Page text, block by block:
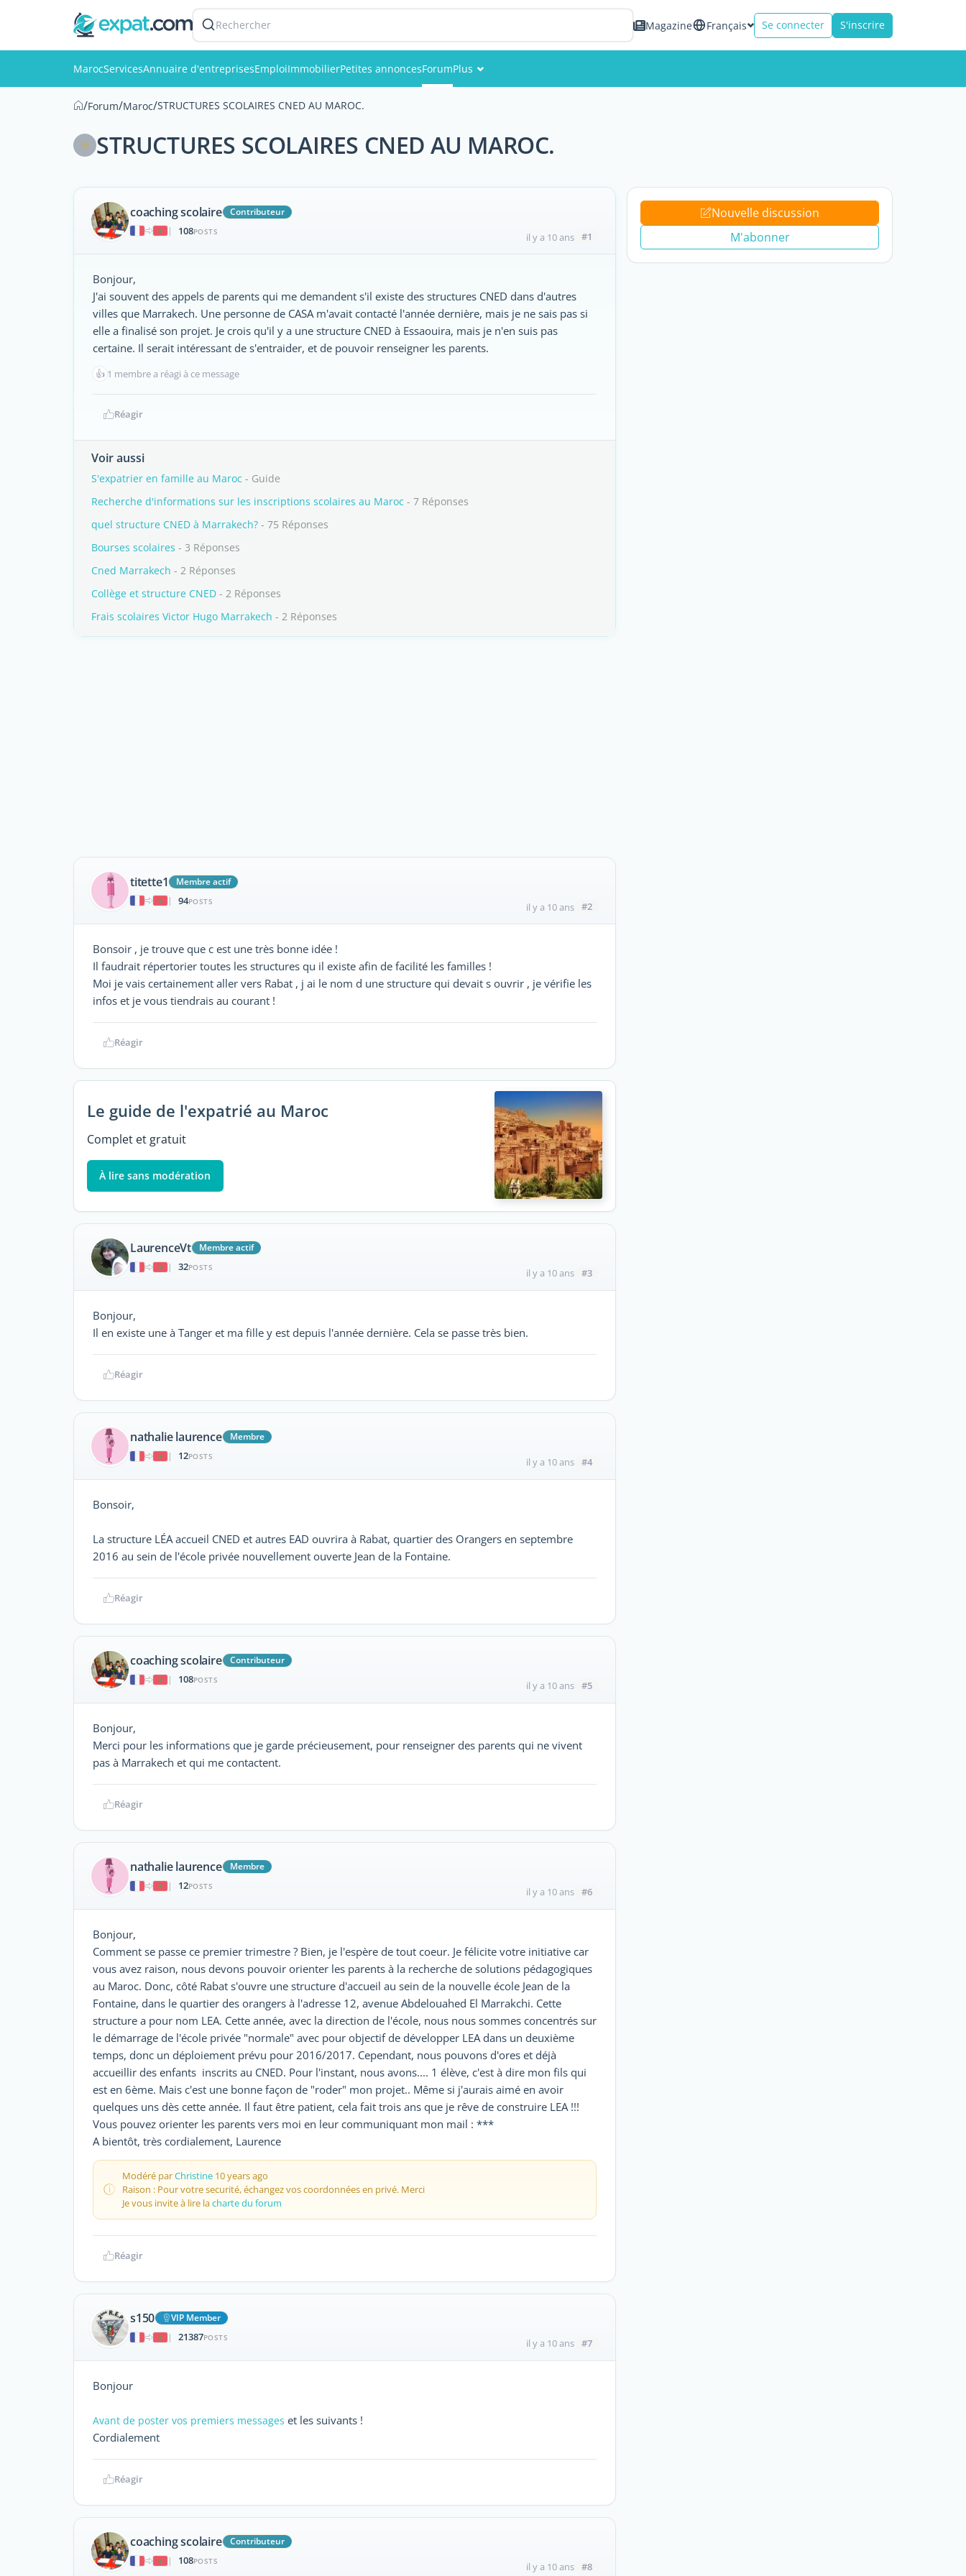
Rechercher Magazine Français Se connecter S'inscrire
MarocServicesAnnuaire d'entreprisesEmploiImmobilierPetites annoncesForumPlus
Membres
/Forum/Maroc/STRUCTURES SCOLAIRES CNED AU MAROC.
STRUCTURES SCOLAIRES CNED AU MAROC.
coaching scolaire
Contributeur
|
108POSTS il y a 10 ans #1
Bonjour,
J'ai souvent des appels de parents qui me demandent s'il existe des structures CNED dans d'autres
villes que Marrakech. Une personne de CASA m'avait contacté l'année dernière, mais je ne sais pas si
elle a finalisé son projet. Je crois qu'il y a une structure CNED à Essaouira, mais je n'en suis pas
certaine. Il serait intéressant de s'entraider, et de pouvoir renseigner les parents.
👍 1 membre a réagi à ce message
Réagir
Voir aussi
S'expatrier en famille au Maroc - Guide
Recherche d'informations sur les inscriptions scolaires au Maroc - 7 Réponses
quel structure CNED à Marrakech? - 75 Réponses
Bourses scolaires - 3 Réponses
Cned Marrakech - 2 Réponses
Collège et structure CNED - 2 Réponses
Frais scolaires Victor Hugo Marrakech - 2 Réponses
titette1
Membre actif
|
94POSTS il y a 10 ans #2
Bonsoir , je trouve que c est une très bonne idée !
Il faudrait répertorier toutes les structures qu il existe afin de facilité les familles !
Moi je vais certainement aller vers Rabat , j ai le nom d une structure qui devait s ouvrir , je vérifie les
infos et je vous tiendrais au courant !
Réagir
Le guide de l'expatrié au Maroc
Complet et gratuit
À lire sans modération
LaurenceVt
Membre actif
|
32POSTS il y a 10 ans #3
Bonjour,
Il en existe une à Tanger et ma fille y est depuis l'année dernière. Cela se passe très bien.
Réagir
nathalie laurence
Membre
|
12POSTS il y a 10 ans #4
Bonsoir,
La structure LÉA accueil CNED et autres EAD ouvrira à Rabat, quartier des Orangers en septembre
2016 au sein de l'école privée nouvellement ouverte Jean de la Fontaine.
Réagir
coaching scolaire
Contributeur
|
108POSTS il y a 10 ans #5
Bonjour,
Merci pour les informations que je garde précieusement, pour renseigner des parents qui ne vivent
pas à Marrakech et qui me contactent.
Réagir
nathalie laurence
Membre
|
12POSTS il y a 10 ans #6
Bonjour,
Comment se passe ce premier trimestre ? Bien, je l'espère de tout coeur. Je félicite votre initiative car
vous avez raison, nous devons pouvoir orienter les parents à la recherche de solutions pédagogiques
au Maroc. Donc, côté Rabat s'ouvre une structure d'accueil au sein de la nouvelle école Jean de la
Fontaine, dans le quartier des orangers à l'adresse 12, avenue Abdelouahed El Marrakchi. Cette
structure a pour nom LEA. Cette année, avec la direction de l'école, nous nous sommes concentrés sur
le démarrage de l'école privée "normale" avec pour objectif de développer LEA dans un deuxième
temps, donc un déploiement prévu pour 2016/2017. Cependant, nous pouvons d'ores et déjà
accueillir des enfants inscrits au CNED. Pour l'instant, nous avons.... 1 élève, c'est à dire mon fils qui
est en 6ème. Mais c'est une bonne façon de "roder" mon projet.. Même si j'aurais aimé en avoir
quelques uns dès cette année. Il faut être patient, cela fait trois ans que je rêve de construire LEA !!!
Vous pouvez orienter les parents vers moi en leur communiquant mon mail : ***
A bientôt, très cordialement, Laurence
Modéré parChristine 10 years ago
Raison : Pour votre securité, échangez vos coordonnées en privé. Merci
Je vous invite à lire lacharte du forum
Réagir
s150
VIP Member
|
21387POSTS il y a 10 ans #7
Bonjour
Avant de poster vos premiers messages et les suivants !
Cordialement
Réagir
coaching scolaire
Contributeur
|
108POSTS il y a 10 ans #8
Nouvelle discussion
M'abonner